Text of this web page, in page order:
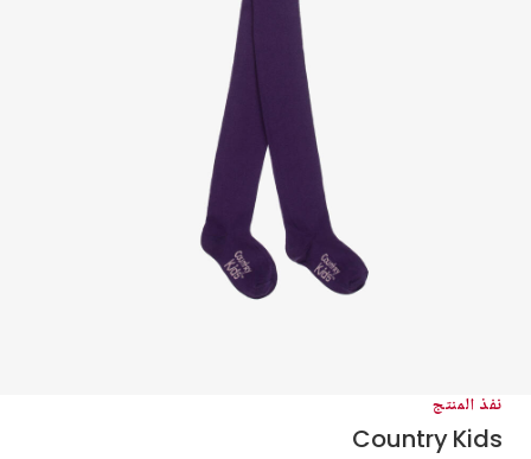
نفذ المنتج
Country Kids